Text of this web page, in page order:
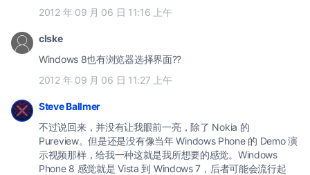
2012 年 09 月 06 日 11:16 上午
clske
Windows 8也有浏览器选择界面??
2012 年 09 月 06 日 11:27 上午
Steve Ballmer
不过说回来，并没有让我眼前一亮，除了 Nokia 的
Pureview。但是还是没有像当年 Windows Phone 的 Demo 演
示视频那样，给我一种这就是我所想要的感觉。Windows
Phone 8 感觉就是 Vista 到 Windows 7，后者可能会流行起